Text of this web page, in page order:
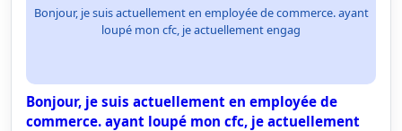
Bonjour, je suis actuellement en employée de commerce. ayant
loupé mon cfc, je actuellement engag
Bonjour, je suis actuellement en employée de
commerce. ayant loupé mon cfc, je actuellement